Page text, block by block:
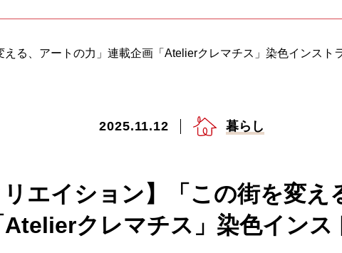
える、アートの力」連載企画「Atelierクレマチス」染色インスト
2025.11.12 暮らし
リエイション】「この街を変え
Atelierクレマチス」染色インス